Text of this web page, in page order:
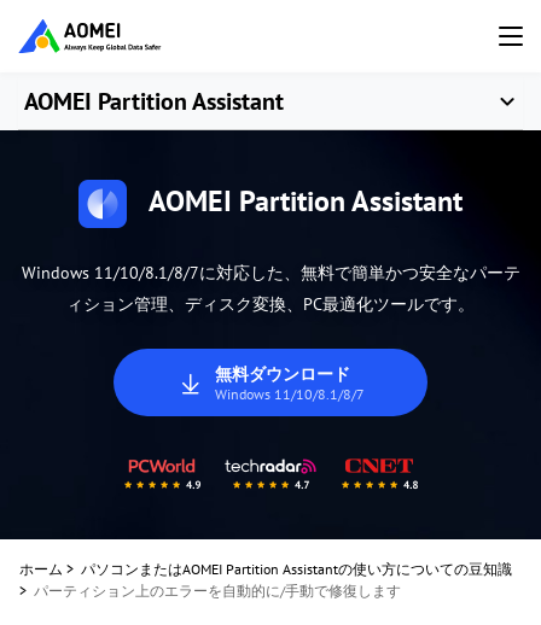
AOMEI Partition Assistant
AOMEI Partition Assistant
Windows 11/10/8.1/8/7に対応した、無料で簡単かつ安全なパーテ
ィション管理、ディスク変換、PC最適化ツールです。
無料ダウンロード
Windows 11/10/8.1/8/7
ホーム > パソコンまたはAOMEI Partition Assistantの使い方についての豆知識
> パーティション上のエラーを自動的に/手動で修復します